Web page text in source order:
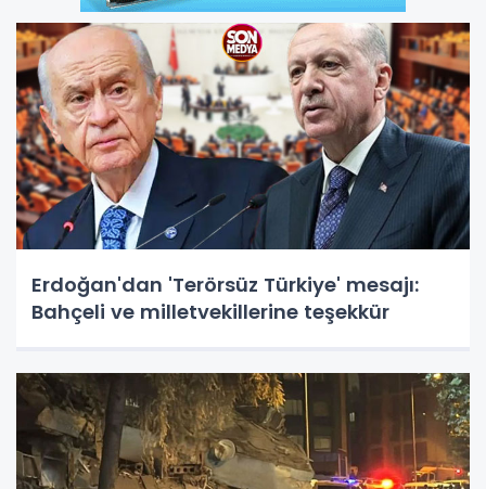
Erdoğan'dan 'Terörsüz Türkiye' mesajı:
Bahçeli ve milletvekillerine teşekkür